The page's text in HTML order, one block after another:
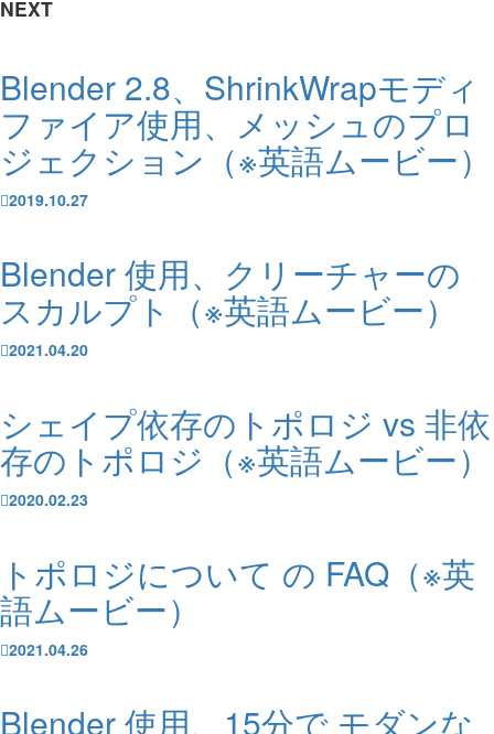
NEXT
Blender 2.8、ShrinkWrapモディ
ファイア使用、メッシュのプロ
ジェクション（※英語ムービー）
2019.10.27
Blender 使用、クリーチャーの
スカルプト（※英語ムービー）
2021.04.20
シェイプ依存のトポロジ vs 非依
存のトポロジ（※英語ムービー）
2020.02.23
トポロジについて の FAQ（※英
語ムービー）
2021.04.26
Blender 使用、15分で モダンな